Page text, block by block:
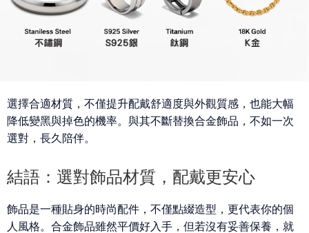
選擇合適材質，不僅提升配戴舒適度與外觀質感，也能大幅
降低變黑與掉色的機率。 與其不斷替換合金飾品，不如一次
選對，長久陪伴。
結語：選對飾品材質，配戴更安心
飾品是一種貼身的時尚配件，不僅點綴造型，更代表你的個
人風格。合金飾品雖然平價好入手，但若沒有妥善保養，就